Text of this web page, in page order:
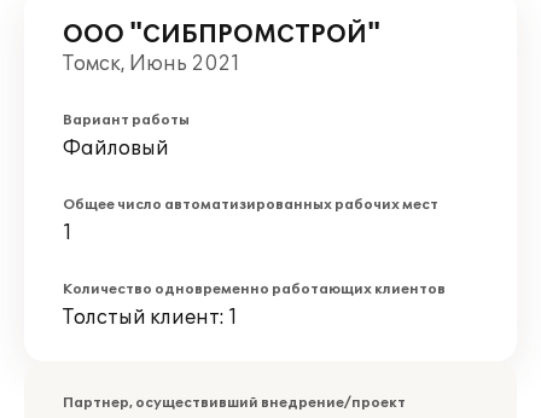
ООО "СИБПРОМСТРОЙ"
Томск, Июнь 2021
Вариант работы
Файловый
Общее число автоматизированных рабочих мест
1
Количество одновременно работающих клиентов
Толстый клиент: 1
Партнер, осуществивший внедрение/проект